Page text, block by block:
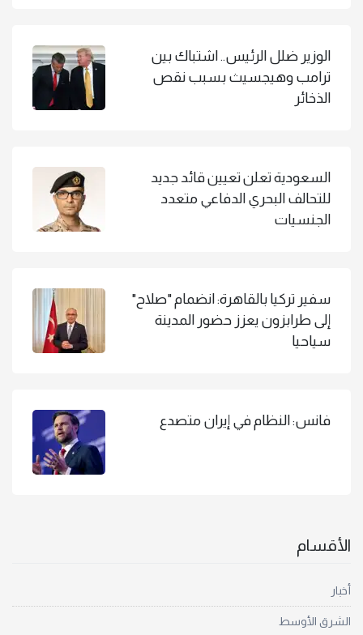
الوزير ضلل الرئيس.. اشتباك بين
ترامب وهيجسيث بسبب نقص
الذخائر
السعودية تعلن تعيين قائد جديد
للتحالف البحري الدفاعي متعدد
الجنسيات
سفير تركيا بالقاهرة: انضمام "صلاح"
إلى طرابزون يعزز حضور المدينة
سياحيا
فانس: النظام في إيران متصدع
الأقسام
أخبار
الشرق الأوسط